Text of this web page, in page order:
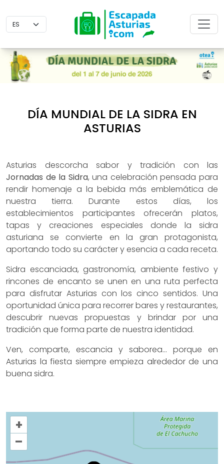
DÍA MUNDIAL DE LA SIDRA EN
ASTURIAS
Asturias descorcha sabor y tradición con las
Jornadas de la Sidra, una celebración pensada para
rendir homenaje a la bebida más emblemática de
nuestra tierra. Durante estos días, los
establecimientos participantes ofrecerán platos,
tapas y creaciones especiales donde la sidra
asturiana se convierte en la gran protagonista,
aportando todo su carácter y esencia a cada receta.
Sidra escanciada, gastronomía, ambiente festivo y
rincones de encanto se unen en una ruta perfecta
para disfrutar Asturias con los cinco sentidos. Una
oportunidad única para recorrer bares y restaurantes,
descubrir nuevas propuestas y brindar por una
tradición que forma parte de nuestra identidad.
Ven, comparte, escancia y saborea... porque en
Asturias la fiesta siempre empieza alrededor de una
buena sidra.
+
–